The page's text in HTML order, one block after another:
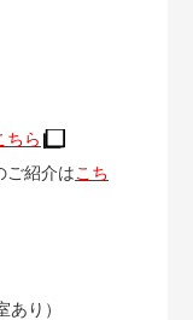
ちら
ご紹介はこち
り）